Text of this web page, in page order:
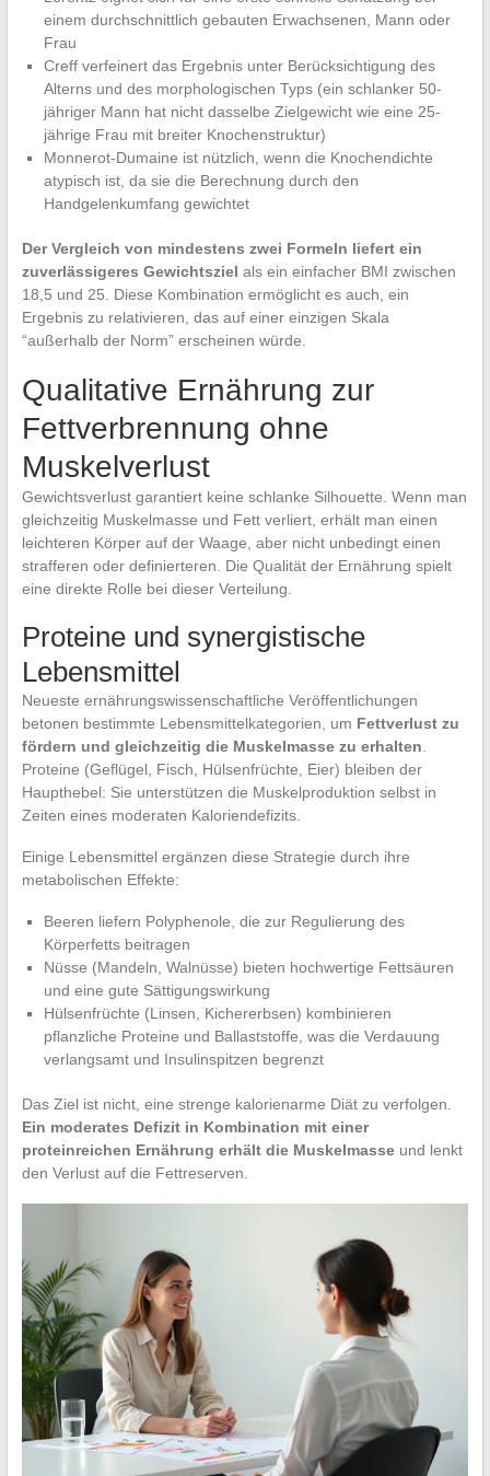
einem durchschnittlich gebauten Erwachsenen, Mann oder
Frau
Creff verfeinert das Ergebnis unter Berücksichtigung des
Alterns und des morphologischen Typs (ein schlanker 50-
jähriger Mann hat nicht dasselbe Zielgewicht wie eine 25-
jährige Frau mit breiter Knochenstruktur)
Monnerot-Dumaine ist nützlich, wenn die Knochendichte
atypisch ist, da sie die Berechnung durch den
Handgelenkumfang gewichtet
Der Vergleich von mindestens zwei Formeln liefert ein
zuverlässigeres Gewichtsziel als ein einfacher BMI zwischen
18,5 und 25. Diese Kombination ermöglicht es auch, ein
Ergebnis zu relativieren, das auf einer einzigen Skala
“außerhalb der Norm” erscheinen würde.
Qualitative Ernährung zur
Fettverbrennung ohne
Muskelverlust
Gewichtsverlust garantiert keine schlanke Silhouette. Wenn man
gleichzeitig Muskelmasse und Fett verliert, erhält man einen
leichteren Körper auf der Waage, aber nicht unbedingt einen
strafferen oder definierteren. Die Qualität der Ernährung spielt
eine direkte Rolle bei dieser Verteilung.
Proteine und synergistische
Lebensmittel
Neueste ernährungswissenschaftliche Veröffentlichungen
betonen bestimmte Lebensmittelkategorien, um Fettverlust zu
fördern und gleichzeitig die Muskelmasse zu erhalten
Proteine (Geflügel, Fisch, Hülsenfrüchte, Eier) bleiben der
Haupthebel: Sie unterstützen die Muskelproduktion selbst in
Zeiten eines moderaten Kaloriendefizits.
Einige Lebensmittel ergänzen diese Strategie durch ihre
metabolischen Effekte:
Beeren liefern Polyphenole, die zur Regulierung des
Körperfetts beitragen
Nüsse (Mandeln, Walnüsse) bieten hochwertige Fettsäuren
und eine gute Sättigungswirkung
Hülsenfrüchte (Linsen, Kichererbsen) kombinieren
pflanzliche Proteine und Ballaststoffe, was die Verdauung
verlangsamt und Insulinspitzen begrenzt
Das Ziel ist nicht, eine strenge kalorienarme Diät zu verfolgen.
Ein moderates Defizit in Kombination mit einer
proteinreichen Ernährung erhält die Muskelmasseund lenkt
den Verlust auf die Fettreserven.